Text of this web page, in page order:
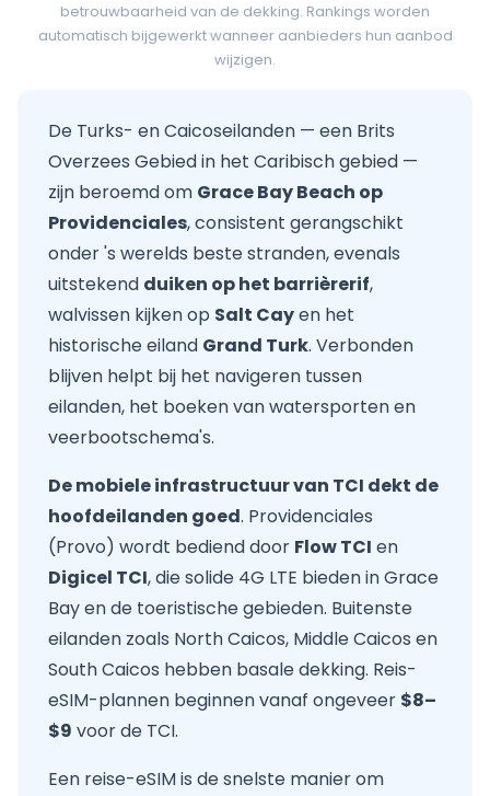
betrouwbaarheid van de dekking. Rankings worden
automatisch bijgewerkt wanneer aanbieders hun aanbod
wijzigen.
De Turks- en Caicoseilanden — een Brits
Overzees Gebied in het Caribisch gebied —
zijn beroemd om Grace Bay Beach op
Providenciales, consistent gerangschikt
onder 's werelds beste stranden, evenals
uitstekend duiken op het barrièrerif,
walvissen kijken op Salt Cayen het
historische eiland Grand Turk. Verbonden
blijven helpt bij het navigeren tussen
eilanden, het boeken van watersporten en
veerbootschema's.
De mobiele infrastructuur van TCI dekt de
hoofdeilanden goed. Providenciales
(Provo) wordt bediend door Flow TCI en
Digicel TCI, die solide 4G LTE bieden in Grace
Bay en de toeristische gebieden. Buitenste
eilanden zoals North Caicos, Middle Caicos en
South Caicos hebben basale dekking. Reis-
eSIM-plannen beginnen vanaf ongeveer $8–
$9 voor de TCI.
Een reise-eSIM is de snelste manier om